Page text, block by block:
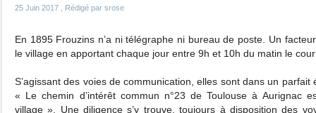
25 Juin 2017 , Rédigé par srose
En 1895 Frouzins n’a ni télégraphe ni bureau de poste. Un
le village en apportant chaque jour entre 9h et 10h du matin le
S’agissant des voies de communication, elles sont dans un parfait
« Le chemin d’intérêt commun n°23 de Toulouse à Aurignac
village ». Une diligence s’y trouve, toujours à disposition des